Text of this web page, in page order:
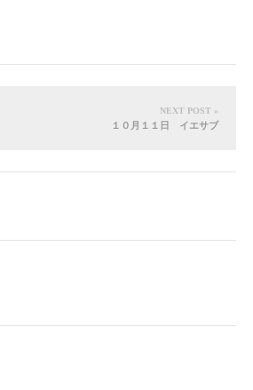
NEXT POST »
１０月１１日 イエサブ